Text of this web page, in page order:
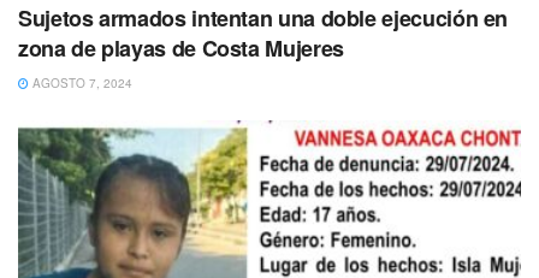
Sujetos armados intentan una doble ejecución en
zona de playas de Costa Mujeres
AGOSTO 7, 2024